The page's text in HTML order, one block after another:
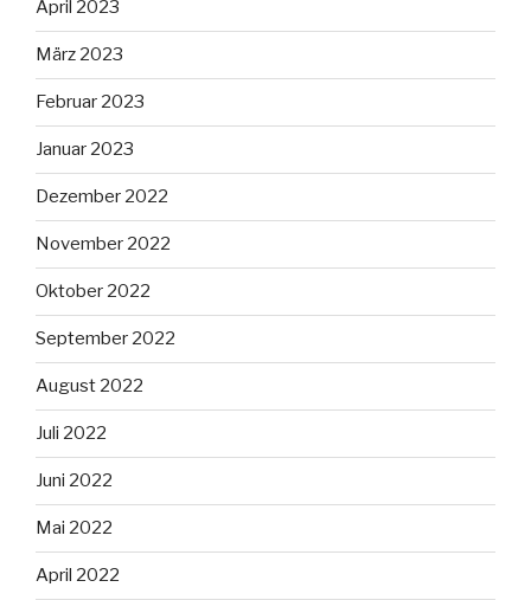
April 2023
März 2023
Februar 2023
Januar 2023
Dezember 2022
November 2022
Oktober 2022
September 2022
August 2022
Juli 2022
Juni 2022
Mai 2022
April 2022